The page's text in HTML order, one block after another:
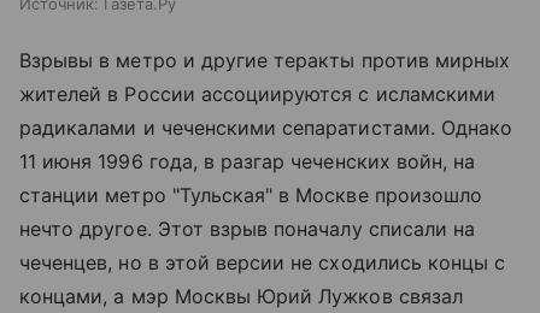
Взрывы в метро и другие теракты против мирных
жителей в России ассоциируются с исламскими
радикалами и чеченскими сепаратистами. Однако
11 июня 1996 года, в разгар чеченских войн, на
станции метро "Тульская" в Москве произошло
нечто другое. Этот взрыв поначалу списали на
чеченцев, но в этой версии не сходились концы с
концами, а мэр Москвы Юрий Лужков связал